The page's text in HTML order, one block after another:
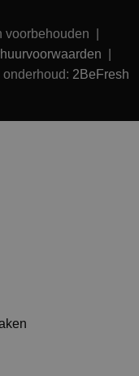
|
onderhoud: 2BeFresh